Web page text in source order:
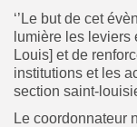
‘’Le but de cet
lumière les
Louis] et de
institutions et les
section saint-
Le coordonnateur